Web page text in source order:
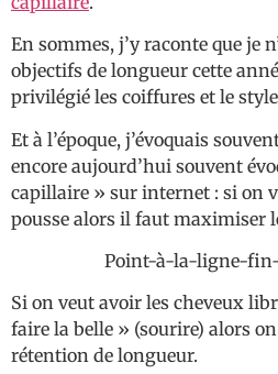
En sommes, j’y raconte que je
objectifs de longueur cette
privilégié les coiffures et le
Et à l’époque, j’évoquais
encore aujourd’hui souvent
capillaire » sur internet : si on
pousse alors il faut maximiser
Point-à-la-ligne-
Si on veut avoir les cheveux
faire la belle » (sourire) alors
rétention de longueur.